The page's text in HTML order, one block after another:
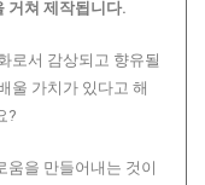
거쳐 제작됩니다.
로서 감상되고 향유될
울 가치가 있다고 해
?
움을 만들어내는 것이